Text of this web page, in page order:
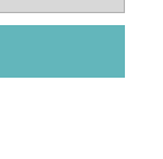
© 2026